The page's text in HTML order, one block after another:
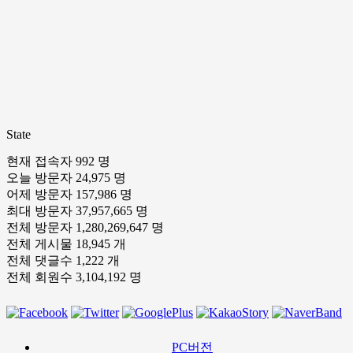
State
현재 접속자 992 명
오늘 방문자 24,975 명
어제 방문자 157,986 명
최대 방문자 37,957,665 명
전체 방문자 1,280,269,647 명
전체 게시물 18,945 개
전체 댓글수 1,222 개
전체 회원수 3,104,192 명
PC버전